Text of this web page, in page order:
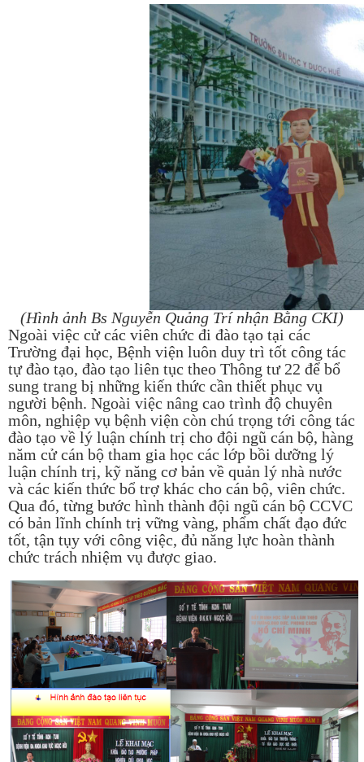
(Hình ảnh Bs Nguyễn Quảng Trí nhận Bằng CKI)
Ngoài việc cử các viên chức đi đào tạo tại các
Trường đại học, Bệnh viện luôn duy trì tốt công tác
tự đào tạo, đào tạo liên tục theo Thông tư 22 để bổ
sung trang bị những kiến thức cần thiết phục vụ
người bệnh. Ngoài việc nâng cao trình độ chuyên
môn, nghiệp vụ bệnh viện còn chú trọng tới công tác
đào tạo về lý luận chính trị cho đội ngũ cán bộ, hàng
năm cử cán bộ tham gia học các lớp bồi dưỡng lý
luận chính trị, kỹ năng cơ bản về quản lý nhà nước
và các kiến thức bổ trợ khác cho cán bộ, viên chức.
Qua đó, từng bước hình thành đội ngũ cán bộ CCVC
có bản lĩnh chính trị vững vàng, phẩm chất đạo đức
tốt, tận tụy với công việc, đủ năng lực hoàn thành
chức trách nhiệm vụ được giao.